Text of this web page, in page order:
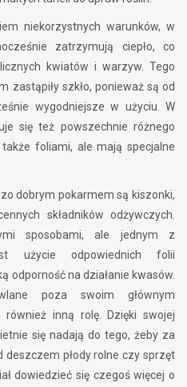
niekorzystnych warunków, w
zatrzymują ciepło, co
kwiatów i warzyw. Tego
zastąpiły szkło, ponieważ są od
wygodniejsze w użyciu. W
się też powszechnie różnego
foliami, ale mają specjalne
dobrym pokarmem są kiszonki,
składników odżywczych.
sposobami, ale jednym z
użycie odpowiednich folii
odporność na działanie kwasów.
poza swoim głównym
inną rolę. Dzięki swojej
się nadają do tego, żeby za
płody rolne czy sprzęt
dowiedzieć się czegoś więcej o